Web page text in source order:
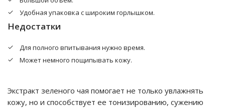
Удобная упаковка с широким горлышком.
Недостатки
Для полного впитывания нужно время.
Может немного пощипывать кожу.
Экстракт зеленого чая помогает не только увлажнять
кожу, но и способствует ее тонизированию, сужению